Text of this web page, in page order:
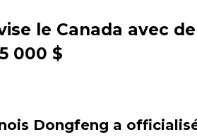
le Canada avec
000 $
Dongfeng a